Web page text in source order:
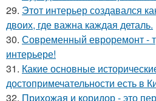
29. Этот интерьер создавался
двоих, где важна каждая деталь.
30. Современный евроремонт -
интерьере!
31. Какие основные
достопримечательности есть в
32. Прихожая и коридор - это